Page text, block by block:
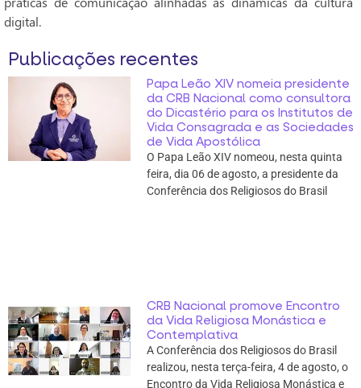
digital.
Publicações recentes
Papa Leão XIV nomeia presidente
da CRB Nacional como consultora
do Dicastério para os Institutos de
Vida Consagrada e as Sociedades
de Vida Apostólica
O Papa Leão XIV nomeou, nesta quinta
feira, dia 06 de agosto, a presidente da
Conferência dos Religiosos do Brasil
CRB Nacional promove Encontro
da Vida Religiosa Monástica e
Contemplativa
A Conferência dos Religiosos do Brasil
realizou, nesta terça-feira, 4 de agosto, o
Encontro da Vida Religiosa Monástica e